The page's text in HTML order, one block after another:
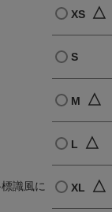
識風に
XS △
S
M △
L △
XL △